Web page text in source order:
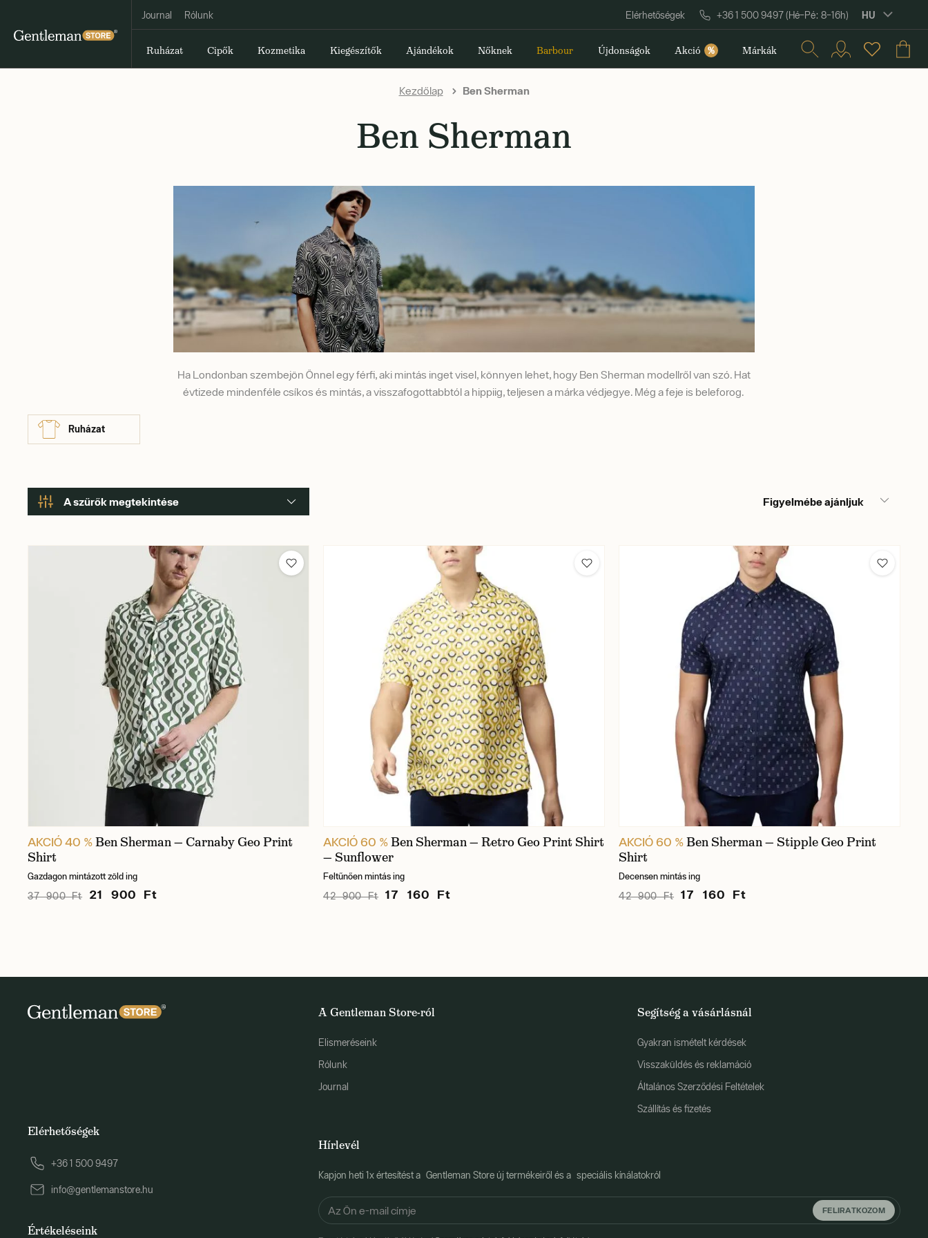
Journal Rólunk Elérhetőségek +36 1 500 9497 (Hé–Pé: 8–16h) HU
Ruházat Cipők Kozmetika Kiegészítők Ajándékok Nőknek Barbour Újdonságok Akció % Márkák
Kezdőlap Ben Sherman
Ben Sherman
Ha Londonban szembejön Önnel egy férfi, aki mintás inget visel, könnyen lehet, hogy Ben Sherman modellről van szó. Hat
évtizede mindenféle csíkos és mintás, a visszafogottabbtól a hippiig, teljesen a márka védjegye. Még a feje is beleforog.
Ruházat
A szűrők megtekintése Figyelmébe ajánljuk
AKCIÓ 40 %Ben Sherman — Carnaby Geo Print
Shirt
Gazdagon mintázott zöld ing
37 900 Ft 21 900 Ft
AKCIÓ 60 %Ben Sherman — Retro Geo Print Shirt
— Sunflower
Feltűnően mintás ing
42 900 Ft 17 160 Ft
AKCIÓ 60 %Ben Sherman — Stipple Geo Print
Shirt
Decensen mintás ing
42 900 Ft 17 160 Ft
A Gentleman Store-ról
Elismeréseink
Rólunk
Journal
Segítség a vásárlásnál
Gyakran ismételt kérdések
Visszaküldés és reklamáció
Általános Szerződési Feltételek
Szállítás és fizetés
Hírlevél
Kapjon heti 1x értesítést a Gentleman Store új termékeiről és a speciális kínálatokról
FELIRATKOZOM
Elérhetőségek
+36 1 500 9497
info@gentlemanstore.hu
Értékeléseink